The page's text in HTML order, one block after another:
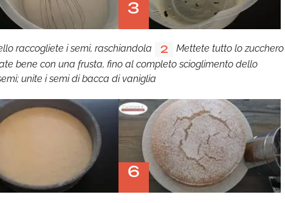
3
raccogliete i semi, raschiandola 2
Mettete tutto lo zucchero
bene con una frusta, fino al completo scioglimento dello
unite i semi di bacca di vaniglia
6